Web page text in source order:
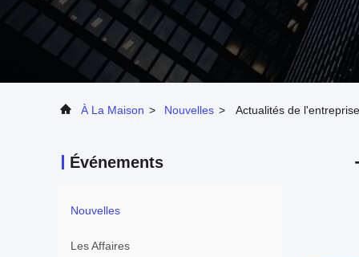
À La Maison > Nouvelles > Actualités de
Événements
Nouvelles
Les Affaires